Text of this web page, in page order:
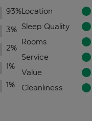
93%
3%
2%
1%
1%
Location
Sleep Quality
Rooms
Service
Value
Cleanliness